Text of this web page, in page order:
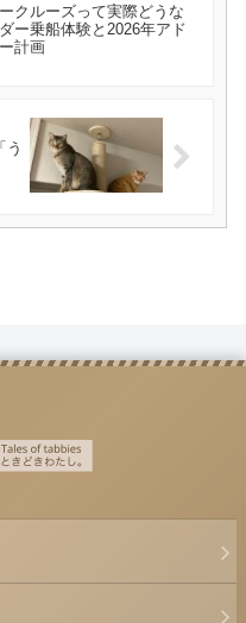
クルーズって実際どうな
ー乗船体験と2026年アド
計画
う